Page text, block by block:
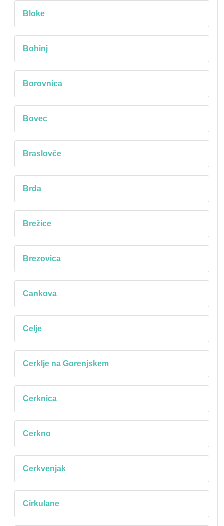
Bloke
Bohinj
Borovnica
Bovec
Braslovče
Brda
Brežice
Brezovica
Cankova
Celje
Cerklje na Gorenjskem
Cerknica
Cerkno
Cerkvenjak
Cirkulane